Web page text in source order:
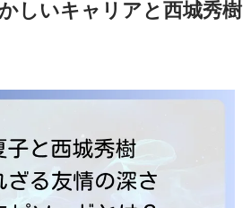
しいキャリアと西城秀樹